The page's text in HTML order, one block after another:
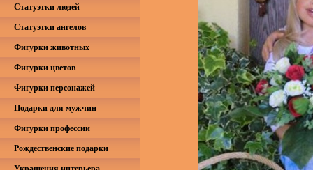
Статуэтки людей
Статуэтки ангелов
Фигурки животных
Фигурки цветов
Фигурки персонажей
Подарки для мужчин
Фигурки профессии
Рождественские подарки